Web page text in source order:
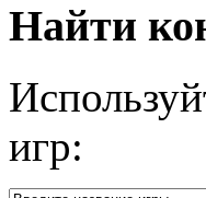
Найти
игр: